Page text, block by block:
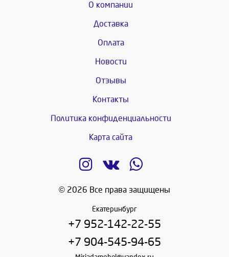
О компании
Доставка
Оплата
Новости
Отзывы
Контакты
Политика конфиденциальности
Карта сайта
© 2026 Все права защищены
Екатеринбург
+7 952-142-22-55
+7 904-545-94-65